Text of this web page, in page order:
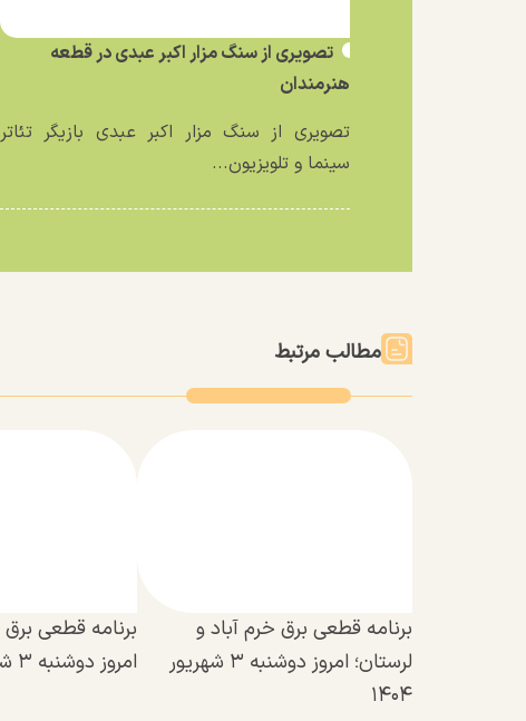
تصویری از سنگ مزار اکبر عبدی در قطعه
هنرمندان
تصویری از سنگ مزار اکبر عبدی بازیگر تئاتر
سینما و تلویزیون...
مطالب مرتبط
برنامه قطعی برق خرم آباد و
لرستان؛ امروز دوشنبه ۳ شهریور
۱۴۰۴
برنامه قطعی
امروز دوشنبه ۳ شهریور ۱۴۰۴